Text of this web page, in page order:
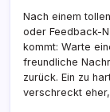
Nach einem
oder Feedback-
kommt: Warte
freundliche
zurück. Ein zu
verschreckt